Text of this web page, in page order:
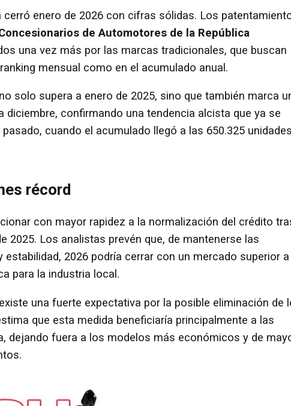
enero de 2026 con cifras sólidas. Los
de Automotores de la República
una vez más por las marcas tradicionales, que buscan
mensual como en el acumulado anual.
solo supera a enero de 2025, sino que también marca
confirmando una tendencia alcista que ya se
cuando el acumulado llegó a las 650.325
récord
con mayor rapidez a la normalización del crédito
2025. Los analistas prevén que, de mantenerse las
2026 podría cerrar con un mercado superior a
para la industria local.
una fuerte expectativa por la posible eliminación de
que esta medida beneficiaría principalmente a las
dejando fuera a los modelos más económicos y de